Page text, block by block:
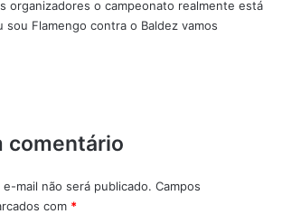
s
e
organizadores o campeonato realmente está
sou Flamengo contra o Baldez vamos
comentário
mail não será publicado. Campos
com *